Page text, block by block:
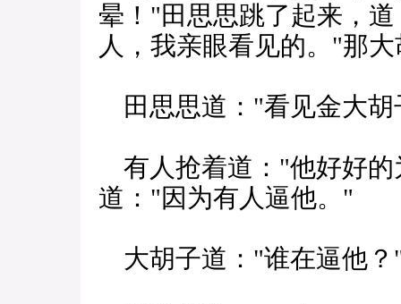
晕！"田思思跳了起来，
人，我亲眼看见的。"那
田思思道："看见金大胡
有人抢着道："他好好的
道："因为有人逼他。"
大胡子道："谁在逼他？